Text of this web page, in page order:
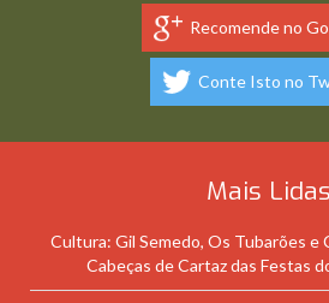
Recomende no
Conte Isto no
Mais Lidas
Cultura: Gil Semedo, Os Tubarões e
Cabeças de Cartaz das Festas